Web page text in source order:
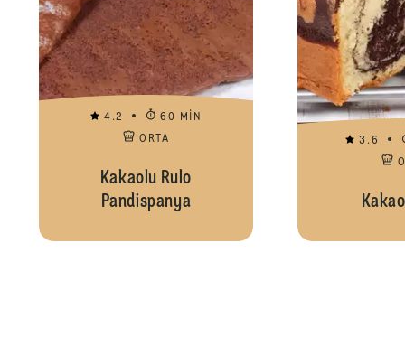
4.2
60 MIN
ORTA
Kakaolu Rulo
Pandispanya
3.6